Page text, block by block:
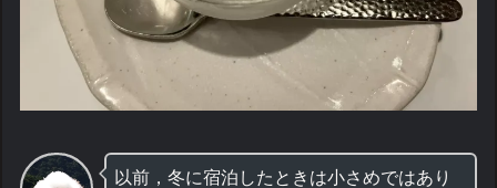
以前，冬に宿泊したときは小さめではあり